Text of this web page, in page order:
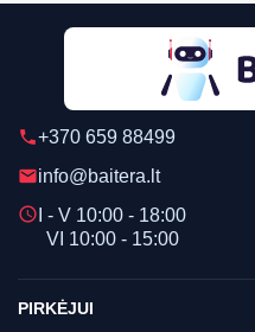
phone+370 659 88499
emailinfo@baitera.lt
schedule I - V 10:00 - 18:00
VI 10:00 - 15:00
PIRKĖJUI